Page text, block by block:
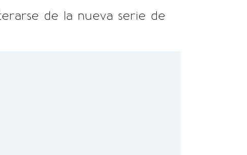
de la nueva serie de